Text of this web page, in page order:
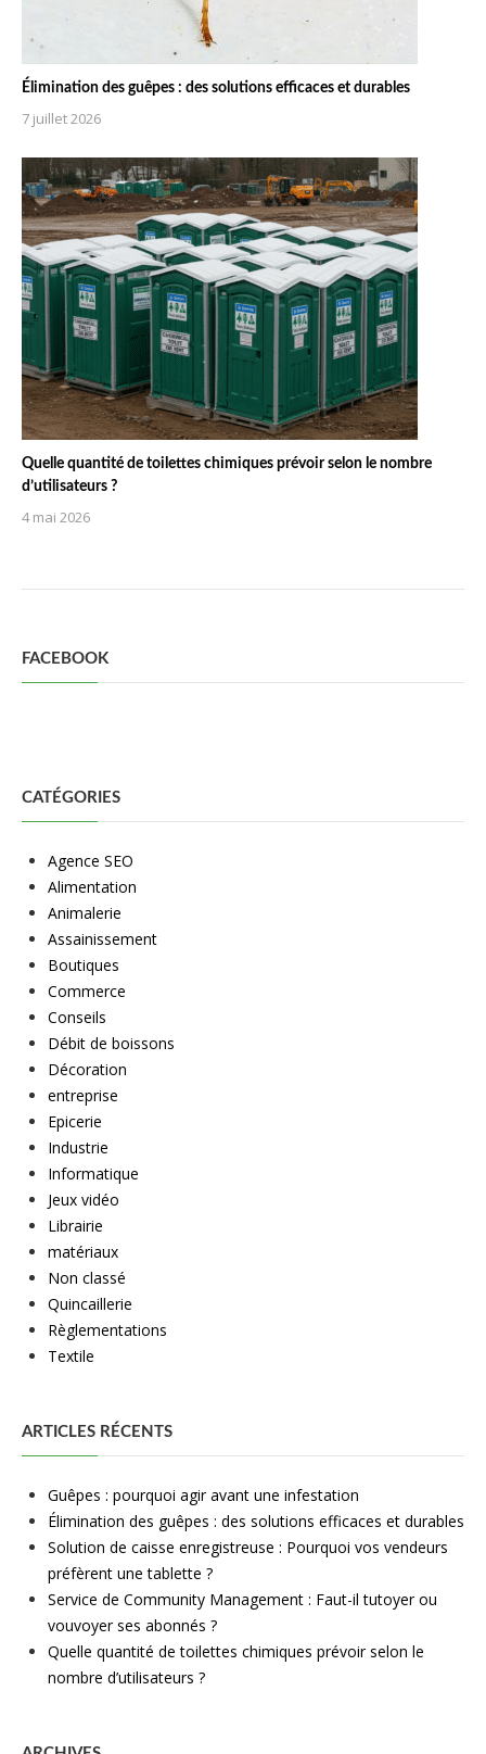
Élimination des guêpes : des solutions efficaces et durables
7 juillet 2026
Quelle quantité de toilettes chimiques prévoir selon le nombre
d’utilisateurs ?
4 mai 2026
FACEBOOK
CATÉGORIES
Agence SEO
Alimentation
Animalerie
Assainissement
Boutiques
Commerce
Conseils
Débit de boissons
Décoration
entreprise
Epicerie
Industrie
Informatique
Jeux vidéo
Librairie
matériaux
Non classé
Quincaillerie
Règlementations
Textile
ARTICLES RÉCENTS
Guêpes : pourquoi agir avant une infestation
Élimination des guêpes : des solutions efficaces et durables
Solution de caisse enregistreuse : Pourquoi vos vendeurs
préfèrent une tablette ?
Service de Community Management : Faut-il tutoyer ou
vouvoyer ses abonnés ?
Quelle quantité de toilettes chimiques prévoir selon le
nombre d’utilisateurs ?